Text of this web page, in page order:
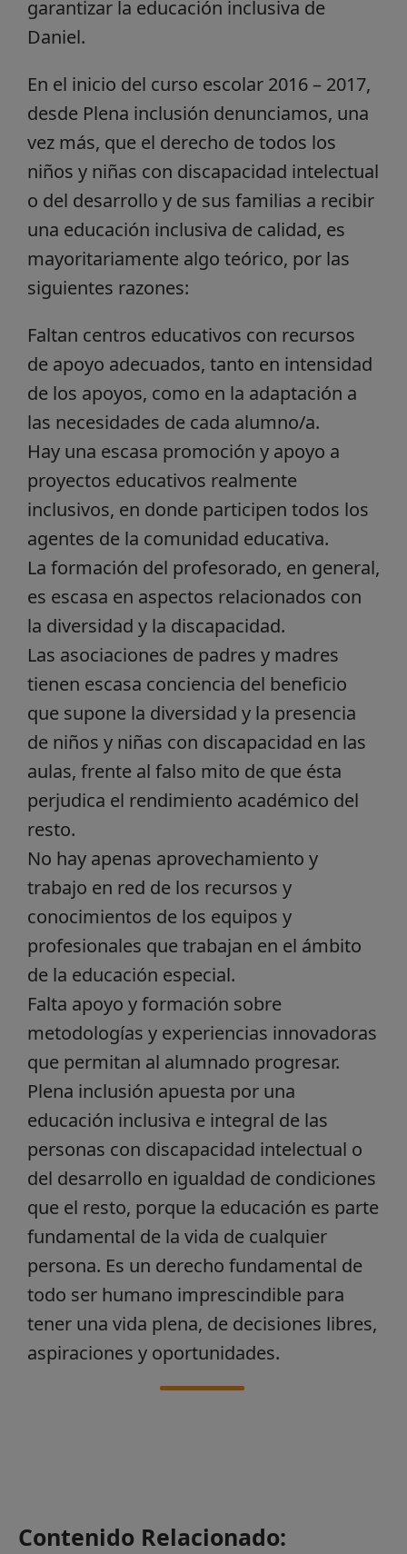
garantizar la educación inclusiva de
Daniel.
En el inicio del curso escolar 2016 – 2017,
desde Plena inclusión denunciamos, una
vez más, que el derecho de todos los
niños y niñas con discapacidad intelectual
o del desarrollo y de sus familias a recibir
una educación inclusiva de calidad, es
mayoritariamente algo teórico, por las
siguientes razones:
Faltan centros educativos con recursos
de apoyo adecuados, tanto en intensidad
de los apoyos, como en la adaptación a
las necesidades de cada alumno/a.
Hay una escasa promoción y apoyo a
proyectos educativos realmente
inclusivos, en donde participen todos los
agentes de la comunidad educativa.
La formación del profesorado, en general,
es escasa en aspectos relacionados con
la diversidad y la discapacidad.
Las asociaciones de padres y madres
tienen escasa conciencia del beneficio
que supone la diversidad y la presencia
de niños y niñas con discapacidad en las
aulas, frente al falso mito de que ésta
perjudica el rendimiento académico del
resto.
No hay apenas aprovechamiento y
trabajo en red de los recursos y
conocimientos de los equipos y
profesionales que trabajan en el ámbito
de la educación especial.
Falta apoyo y formación sobre
metodologías y experiencias innovadoras
que permitan al alumnado progresar.
Plena inclusión apuesta por una
educación inclusiva e integral de las
personas con discapacidad intelectual o
del desarrollo en igualdad de condiciones
que el resto, porque la educación es parte
fundamental de la vida de cualquier
persona. Es un derecho fundamental de
todo ser humano imprescindible para
tener una vida plena, de decisiones libres,
aspiraciones y oportunidades.
Contenido Relacionado: